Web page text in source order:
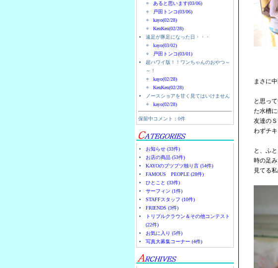
あると思います(03/06)
戸田トンコ(03/06)
kayo(02/28)
KenKen(02/28)
遠足が豚足になった日・・・
kayo(03/02)
戸田トンコ(03/01)
超ハワイ版！！ワンちゃんのおやつ～
～！
kayo(02/28)
KenKen(02/28)
ノースショアを甘く見てはいけません
kayo(02/28)
保留中コメント：0件
お知らせ (33件)
お店の商品 (53件)
KAYOのブツブツ独り言 (54件)
FAMOUS PEOPLE (28件)
ひとこと (33件)
サーフィン (1件)
STAFFスタッフ (10件)
FRIENDS (3件)
トリプルクラウン＆その他コンテスト
(22件)
お気に入り (5件)
写真大募集コーナー (4件)
まさに
と思っ
た水槽
友達の
わずチ
と、ふ
時の足
見てる